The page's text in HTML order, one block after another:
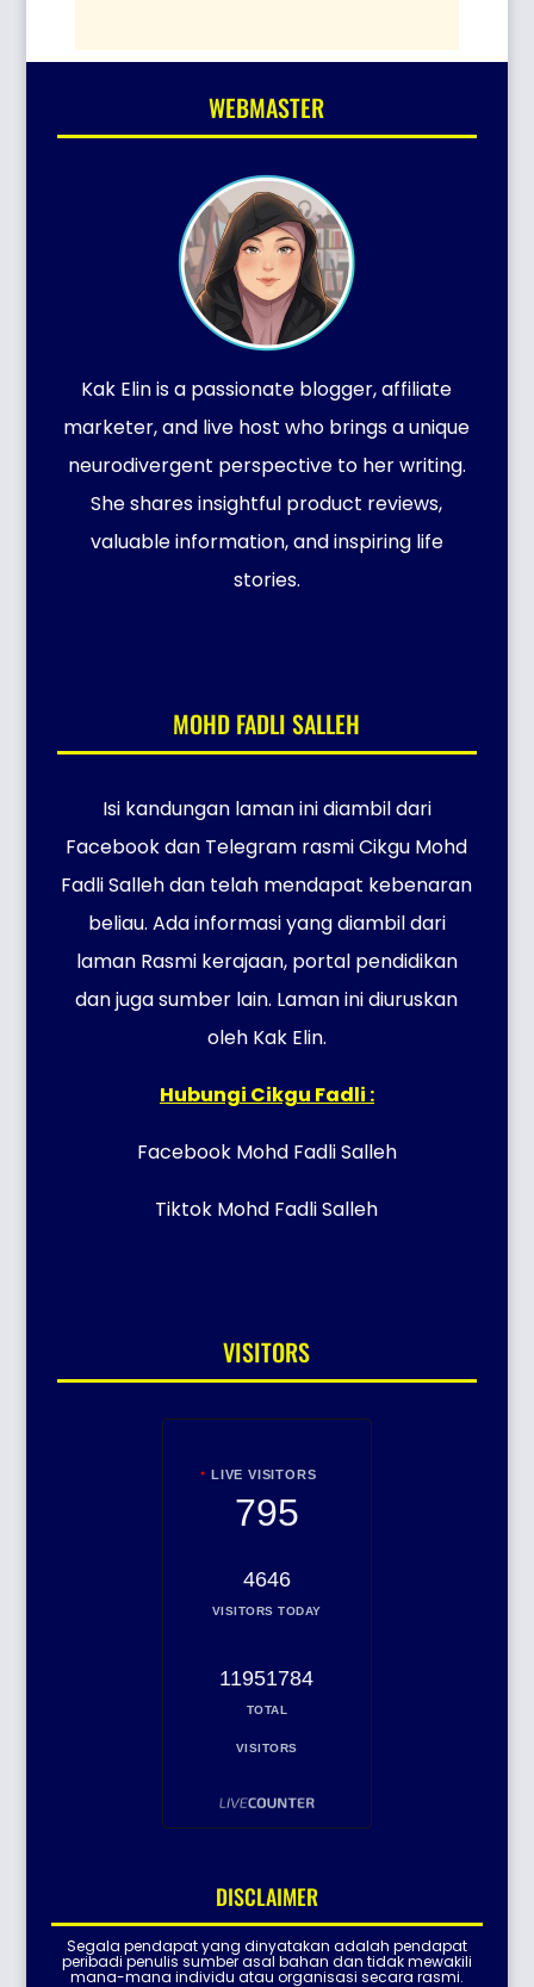
WEBMASTER
Kak Elin is a passionate blogger, affiliate
marketer, and live host who brings a unique
neurodivergent perspective to her writing.
She shares insightful product reviews,
valuable information, and inspiring life
stories.
MOHD FADLI SALLEH
Isi kandungan laman ini diambil dari
Facebook dan Telegram rasmi Cikgu Mohd
Fadli Salleh dan telah mendapat kebenaran
beliau. Ada informasi yang diambil dari
laman Rasmi kerajaan, portal pendidikan
dan juga sumber lain. Laman ini diuruskan
oleh Kak Elin.
Hubungi Cikgu Fadli :
Facebook Mohd Fadli Salleh
Tiktok Mohd Fadli Salleh
VISITORS
LIVE VISITORS
795
4646
VISITORS TODAY
11951784
TOTAL
VISITORS
DISCLAIMER
Segala pendapat yang dinyatakan adalah pendapat
peribadi penulis sumber asal bahan dan tidak mewakili
mana-mana individu atau organisasi secara rasmi.